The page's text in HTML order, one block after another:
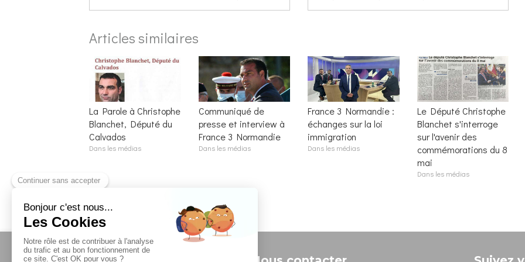
Articles similaires
La Parole à Christophe
Blanchet, Député du
Calvados
Dans les médias
Communiqué de
presse et interview à
France 3 Normandie
Dans les médias
France 3 Normandie :
échanges sur la loi
immigration
Dans les médias
Le Député Christophe
Blanchet s'interroge
sur l'avenir des
commémorations du 8
mai
Dans les médias